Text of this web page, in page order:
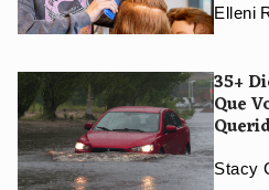
Elleni
35+
Que
Stacy